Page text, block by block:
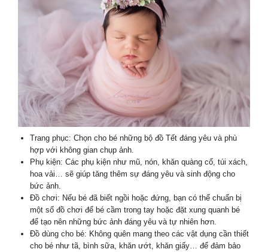
Trang phục: Chọn cho bé những bộ đồ Tết đáng yêu và phù
hợp với không gian chụp ảnh.
Phụ kiện: Các phụ kiện như mũ, nón, khăn quàng cổ, túi xách,
hoa vải… sẽ giúp tăng thêm sự đáng yêu và sinh động cho
bức ảnh.
Đồ chơi: Nếu bé đã biết ngồi hoặc đứng, bạn có thể chuẩn bị
một số đồ chơi để bé cầm trong tay hoặc đặt xung quanh bé
để tạo nên những bức ảnh đáng yêu và tự nhiên hơn.
Đồ dùng cho bé: Không quên mang theo các vật dụng cần thiết
cho bé như tã, bình sữa, khăn ướt, khăn giấy… để đảm bảo